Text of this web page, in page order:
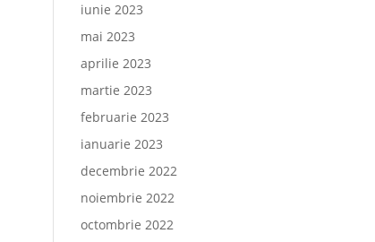
iunie 2023
mai 2023
aprilie 2023
martie 2023
februarie 2023
ianuarie 2023
decembrie 2022
noiembrie 2022
octombrie 2022